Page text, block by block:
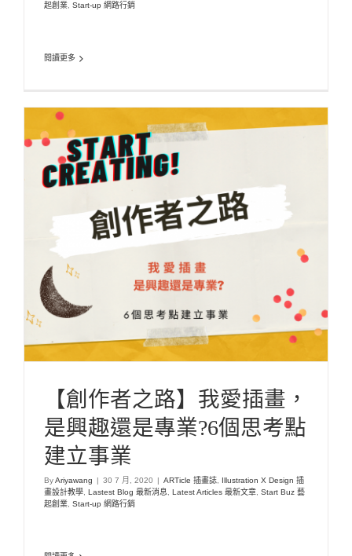
起創業, Start-up 網路行銷
閱讀更多
【創作者之路】我愛插畫，是興趣還是專業?6個
思考點建立事業
ARTicle 插畫誌 Illustration X Design 插畫設計教學
息 Latest Articles 最新文章 Start Buz 藝起創業 Start-up 網路行銷
【創作者之路】我愛插畫，
是興趣還是專業?6個思考點
建立事業
ByAriyawang 30 7 月, 2020 ARTicle 插畫誌,
Illustration X Design 插
畫設計教學, Lastest Blog 最新消息, Latest Articles 最新文章, Start Buz 藝
起創業, Start-up 網路行銷